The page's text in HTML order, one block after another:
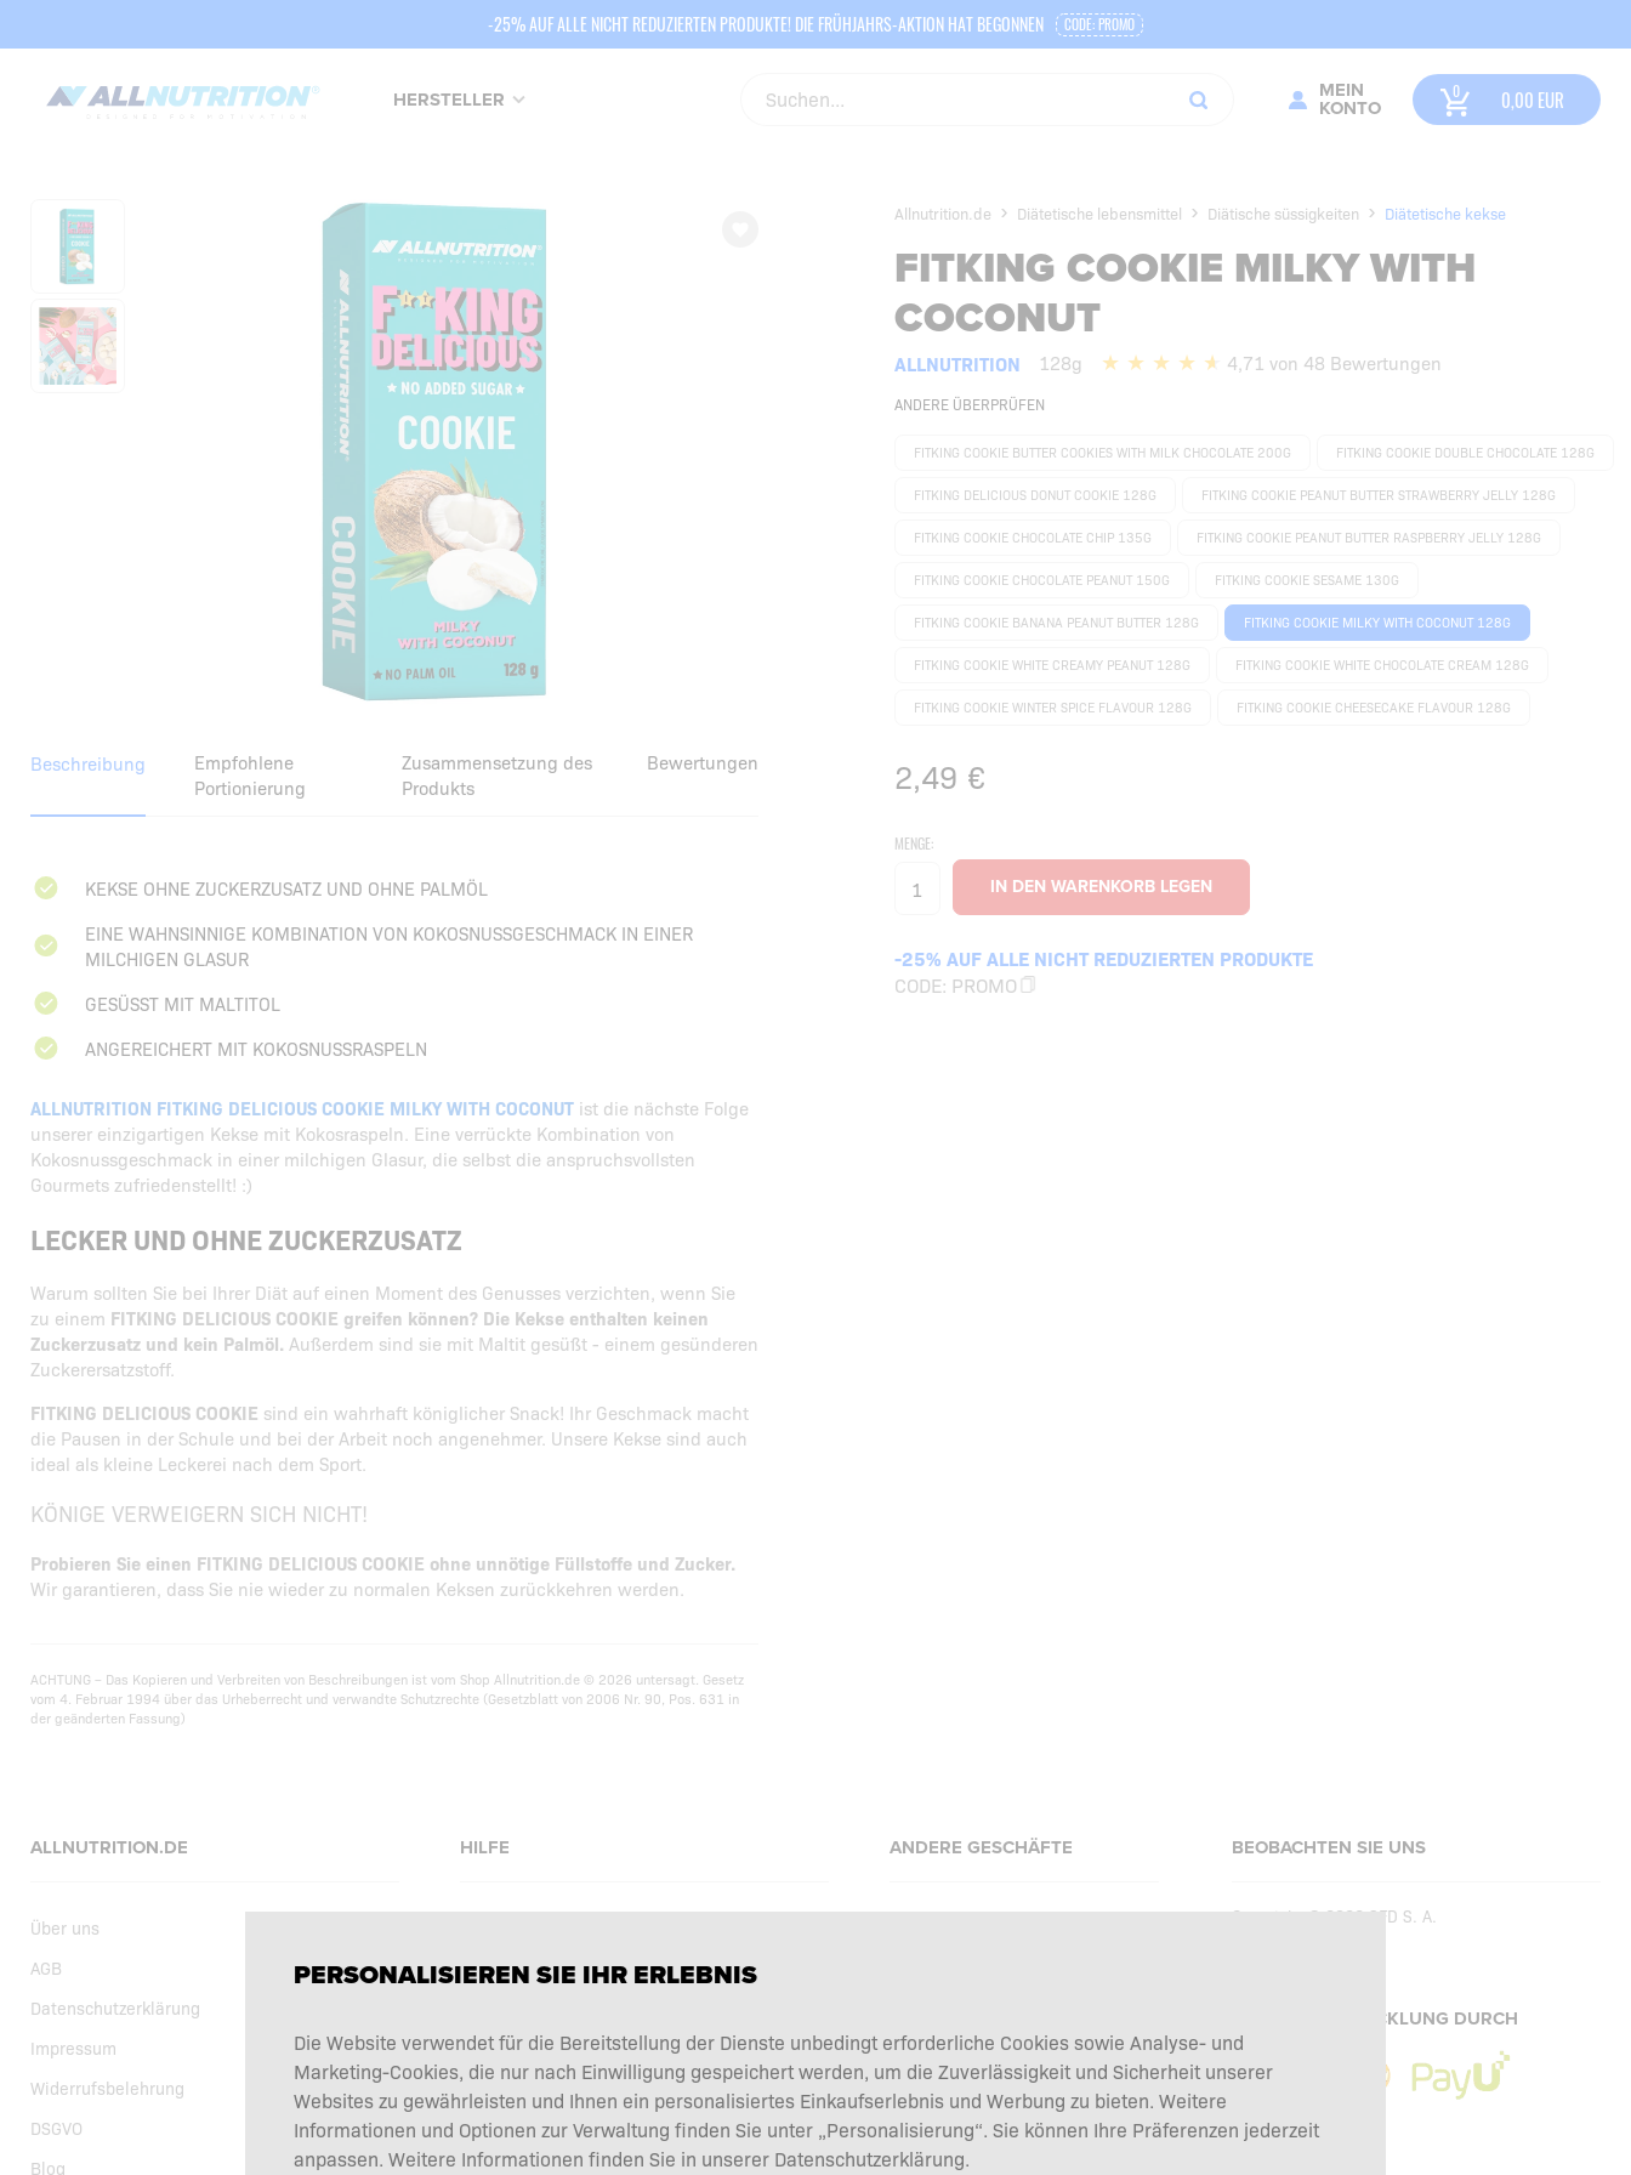
-25% AUF ALLE NICHT REDUZIERTEN PRODUKTE! DIE FRÜHJAHRS-AKTION HAT BEGONNEN CODE: PROMO
HERSTELLER
MEIN
KONTO
0,00 EUR
Allnutrition.de Diätetische lebensmittel Diätische süssigkeiten Diätetische kekse
FITKING COOKIE MILKY WITH
COCONUT
ALLNUTRITION 128g 4,71 von 48 Bewertungen
ANDERE ÜBERPRÜFEN
FITKING COOKIE BUTTER COOKIES WITH MILK CHOCOLATE 200G FITKING COOKIE DOUBLE CHOCOLATE 128G
FITKING DELICIOUS DONUT COOKIE 128G FITKING COOKIE PEANUT BUTTER STRAWBERRY JELLY 128G
FITKING COOKIE CHOCOLATE CHIP 135G FITKING COOKIE PEANUT BUTTER RASPBERRY JELLY 128G
FITKING COOKIE CHOCOLATE PEANUT 150G FITKING COOKIE SESAME 130G
FITKING COOKIE BANANA PEANUT BUTTER 128G FITKING COOKIE MILKY WITH COCONUT 128G
FITKING COOKIE WHITE CREAMY PEANUT 128G FITKING COOKIE WHITE CHOCOLATE CREAM 128G
FITKING COOKIE WINTER SPICE FLAVOUR 128G FITKING COOKIE CHEESECAKE FLAVOUR 128G
2,49 €
MENGE:
-25% AUF ALLE NICHT REDUZIERTEN PRODUKTE
CODE: PROMO
Beschreibung
Empfohlene
Portionierung
Zusammensetzung des
Produkts
Bewertungen
KEKSE OHNE ZUCKERZUSATZ UND OHNE PALMÖL
EINE WAHNSINNIGE KOMBINATION VON KOKOSNUSSGESCHMACK IN EINER
MILCHIGEN GLASUR
GESÜSST MIT MALTITOL
ANGEREICHERT MIT KOKOSNUSSRASPELN
ALLNUTRITION FITKING DELICIOUS COOKIE MILKY WITH COCONUT ist die nächste Folge
unserer einzigartigen Kekse mit Kokosraspeln. Eine verrückte Kombination von
Kokosnussgeschmack in einer milchigen Glasur, die selbst die anspruchsvollsten
Gourmets zufriedenstellt! :)
LECKER UND OHNE ZUCKERZUSATZ
Warum sollten Sie bei Ihrer Diät auf einen Moment des Genusses verzichten, wenn Sie
zu einem FITKING DELICIOUS COOKIE greifen können? Die Kekse enthalten keinen
Zuckerzusatz und kein Palmöl. Außerdem sind sie mit Maltit gesüßt - einem gesünderen
Zuckerersatzstoff.
FITKING DELICIOUS COOKIE sind ein wahrhaft königlicher Snack! Ihr Geschmack macht
die Pausen in der Schule und bei der Arbeit noch angenehmer. Unsere Kekse sind auch
ideal als kleine Leckerei nach dem Sport.
KÖNIGE VERWEIGERN SICH NICHT!
Probieren Sie einen FITKING DELICIOUS COOKIE ohne unnötige Füllstoffe und Zucker.
Wir garantieren, dass Sie nie wieder zu normalen Keksen zurückkehren werden.
ACHTUNG – Das Kopieren und Verbreiten von Beschreibungen ist vom Shop Allnutrition.de © 2026 untersagt. Gesetz
vom 4. Februar 1994 über das Urheberrecht und verwandte Schutzrechte (Gesetzblatt von 2006 Nr. 90, Pos. 631 in
der geänderten Fassung)
ALLNUTRITION.DE
Über uns
AGB
Datenschutzerklärung
Impressum
Widerrufsbelehrung
DSGVO
Blog
HILFE
Versand
Hier Vertrag widerrufen
Kontakt
ANDERE GESCHÄFTE
Allnutrition.hu
Allnutrition.ua
Allnutrition.co.uk
BEOBACHTEN SIE UNS
Copyright © 2026SFD S. A.
ZAHLUNGSABWICKLUNG DURCH
PERSONALISIEREN SIE IHR ERLEBNIS
Die Website verwendet für die Bereitstellung der Dienste unbedingt erforderliche Cookies sowie Analyse- und
Marketing-Cookies, die nur nach Einwilligung gespeichert werden, um die Zuverlässigkeit und Sicherheit unserer
Websites zu gewährleisten und Ihnen ein personalisiertes Einkaufserlebnis und Werbung zu bieten. Weitere
Informationen und Optionen zur Verwaltung finden Sie unter „Personalisierung“. Sie können Ihre Präferenzen jederzeit
anpassen. Weitere Informationen finden Sie in unserer Datenschutzerklärung.